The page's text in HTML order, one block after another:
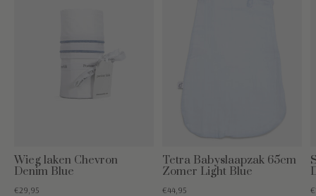
Wieg laken Chevron
Denim Blue
€29,95
Tetra Babyslaapzak 65cm
Zomer Light Blue
€44,95